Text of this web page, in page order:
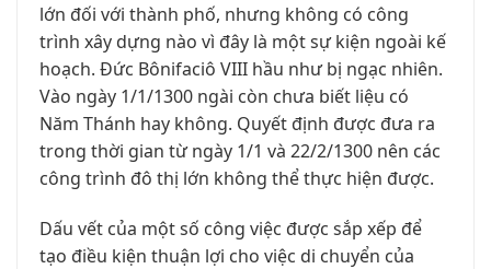
lớn đối với thành phố, nhưng không có công
trình xây dựng nào vì đây là một sự kiện ngoài kế
hoạch. Đức Bônifaciô VIII hầu như bị ngạc nhiên.
Vào ngày 1/1/1300 ngài còn chưa biết liệu có
Năm Thánh hay không. Quyết định được đưa ra
trong thời gian từ ngày 1/1 và 22/2/1300 nên các
công trình đô thị lớn không thể thực hiện được.
Dấu vết của một số công việc được sắp xếp để
tạo điều kiện thuận lợi cho việc di chuyển của